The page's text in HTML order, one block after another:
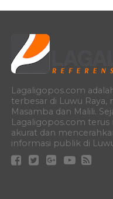
Lagaligopos.com
terbesar di Luwu
Masamba dan Malili.
Lagaligopos.com
akurat dan
informasi publik di